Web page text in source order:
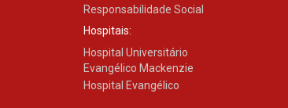
Responsabilidade Social
Hospitais:
Hospital Universitário
Evangélico Mackenzie
Hospital Evangélico